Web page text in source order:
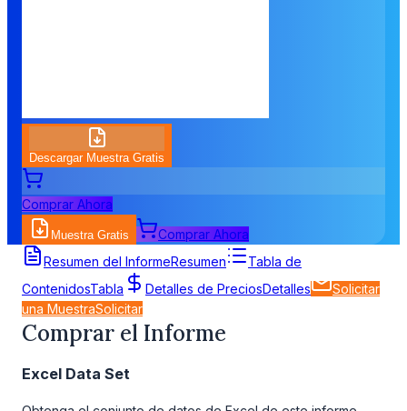
Descargar Muestra Gratis
Comprar Ahora
Muestra Gratis Comprar Ahora
Detalles de Precios
Resumen del InformeResumen
Tabla de
ContenidosTabla Detalles de PreciosDetalles
Solicitar
una MuestraSolicitar
Comprar el Informe
Excel Data Set